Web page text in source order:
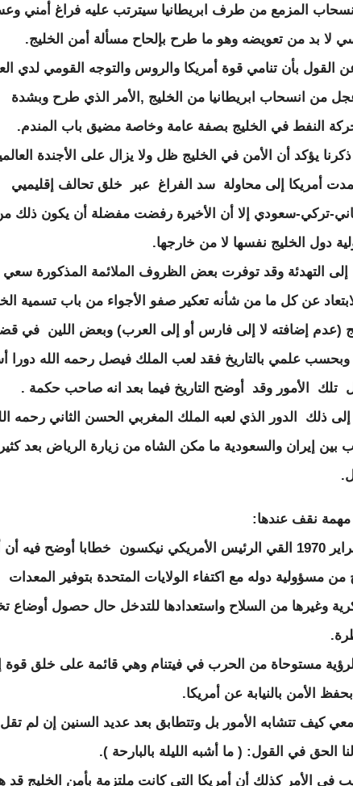
المزمع من طرف ابريطانيا سيترتب عليه فراغ أمني
لا بد من تعويضه وهو ما طرح بإلحاح مسألة أمن الخليج.
القول بأن تنامي قوة أمريكا والروس والتوجه القومي لدي
من انسحاب ابريطانيا من الخليج ,الأمر الذي طرح
النفط في الخليج بصفة عامة وخاصة مضيق باب المندم.
يؤكد أن الأمن في الخليج ظل ولا يزال على الأجندة
أمريكا إلى محاولة سد الفراغ عبر خلق تحالف إقليميي
تركي-سعودي إلا أن الأخيرة رفضت مفضلة أن يكون ذلك
دول الخليج نفسها لا من خارجها.
إلى التهدئة وقد توفرت بعض الظروف الملائمة المذكورة سعي
عن كل ما من شأنه تعكير صفو الأجواء من باب تسمية
(عدم إضافته لا إلى فارس أو إلى العرب) وبعض اللين في
وبحسب علمي بالتاريخ فقد لعب الملك فيصل رحمه الله دورا
تلك الأمور وقد أوضح التاريخ فيما بعد انه صاحب حكمة .
ذلك الدور الذي لعبه الملك المغربي الحسن الثاني رحمه
بين إيران والسعودية ما مكن الشاه من زيارة الرياض بعد
نقف عندها:
في فبراير 1970 القي الرئيس الأمريكي نيكسون خطابا أوضح فيه
من مسؤولية دوله مع اكتفاء الولايات المتحدة بتوفير المعدات
وغيرها من السلاح واستعدادها للتدخل حال حصول أوضاع
مستوحاة من الحرب في فيتنام وهي قائمة على خلق قوة
الأمن بالنيابة عن أمريكا.
كيف تتشابه الأمور بل وتتطابق بعد عديد السنين إن لم تقل
الحق في القول: ( ما أشبه الليلة بالبارحة ).
في الأمر كذلك أن أمريكا التي كانت ملتزمة بأمن الخليج